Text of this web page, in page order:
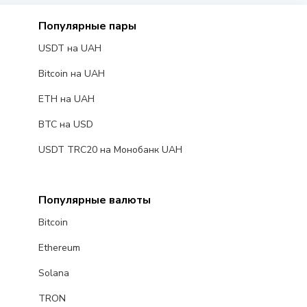
Популярные пары
USDT на UAH
Bitcoin на UAH
ETH на UAH
BTC на USD
USDT TRC20 на Монобанк UAH
Популярные валюты
Bitcoin
Ethereum
Solana
TRON